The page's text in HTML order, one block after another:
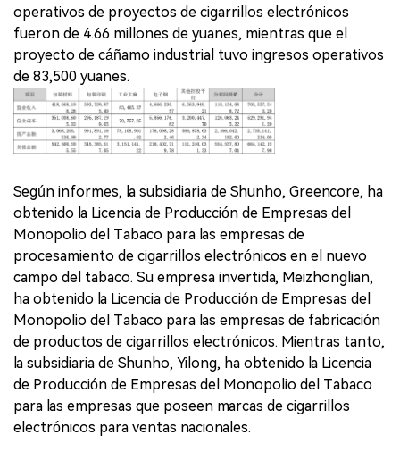
operativos de proyectos de cigarrillos electrónicos
fueron de 4.66 millones de yuanes, mientras que el
proyecto de cáñamo industrial tuvo ingresos operativos
de 83,500 yuanes.
Según informes, la subsidiaria de Shunho, Greencore, ha
obtenido la Licencia de Producción de Empresas del
Monopolio del Tabaco para las empresas de
procesamiento de cigarrillos electrónicos en el nuevo
campo del tabaco. Su empresa invertida, Meizhonglian,
ha obtenido la Licencia de Producción de Empresas del
Monopolio del Tabaco para las empresas de fabricación
de productos de cigarrillos electrónicos. Mientras tanto,
la subsidiaria de Shunho, Yilong, ha obtenido la Licencia
de Producción de Empresas del Monopolio del Tabaco
para las empresas que poseen marcas de cigarrillos
electrónicos para ventas nacionales.